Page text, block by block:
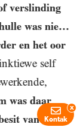
verslinding
was nie…​
en het oor
self
was daar
van vroue
Kontak
x